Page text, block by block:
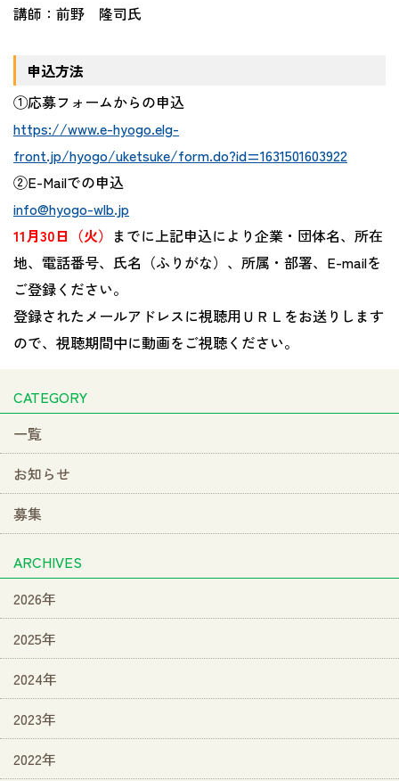
講師：前野 隆司氏
申込方法
①応募フォームからの申込
https://www.e-hyogo.elg-
front.jp/hyogo/uketsuke/form.do?id=1631501603922
②E-Mailでの申込
info@hyogo-wlb.jp
11月30日（火） までに上記申込により企業・団体名、所在
地、電話番号、氏名（ふりがな）、所属・部署、E-mailを
ご登録ください。
登録されたメールアドレスに視聴用ＵＲＬをお送りします
ので、視聴期間中に動画をご視聴ください。
CATEGORY
一覧
お知らせ
募集
ARCHIVES
2026年
2025年
2024年
2023年
2022年